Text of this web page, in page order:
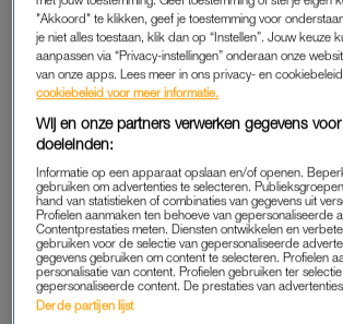
eerder al verteld dat hij in Duitsland was om
voetbal de middagshow te maken, toen hij
kreeg. “Toen was ik vanuit Wolfsburg naar
was een krankzinnigerit.”
Zijn vriendin Mila, die al lange tijd last had
afstand de meest verschrikkelijke dag van
dj. “Ik zou pas na de operatie te horen
haar was. Dat duurde heel lang, die dag.”
Inmiddels gaat het volgens deradio-djweer
zijn vriendin. “Niemand ziet het meer aan
"Akkoord" te klikken, geef je toestemming voor
je niet alles toestaan, klik dan op “Instellen”. Jouw keuze
aanpassen via “Privacy-instellingen” onderaan onze
van onze apps. Lees meer in ons privacy- en
cookiebeleid voor meer informatie.
Wij en onze partners verwerken gegevens
doeleinden:
Informatie op een apparaat opslaan en/of openen.
gebruiken om advertenties te selecteren.
hand van statistieken of combinaties van gegevens uit
Profielen aanmaken ten behoeve van gepersonaliseerde
Contentprestaties meten. Diensten ontwikkelen en
gebruiken voor de selectie van gepersonaliseerde
gegevens gebruiken om content te selecteren. Profielen
personalisatie van content. Profielen gebruiken ter
gepersonaliseerde content. De prestaties van
Derde partijen lijst